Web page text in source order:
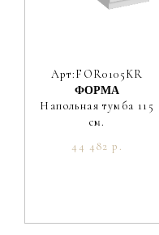
Арт:FOR0105KR
ФОРМА
Напольная тумба 115
см.
44 482 р.